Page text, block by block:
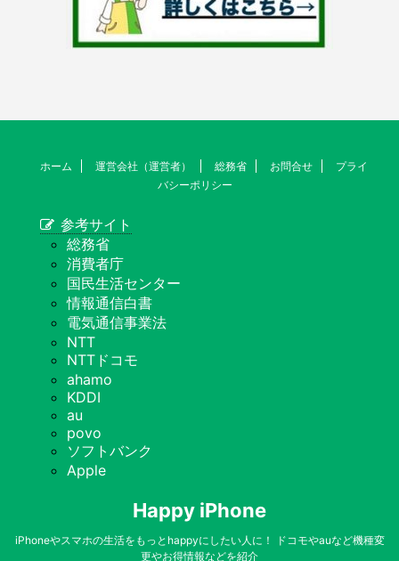
ホーム 運営会社（運営者） 総務省 お問合せ
プライ
バシーポリシー
参考サイト
総務省
消費者庁
国民生活センター
情報通信白書
電気通信事業法
NTT
NTTドコモ
ahamo
KDDI
au
povo
ソフトバンク
Apple
Happy iPhone
iPhoneやスマホの生活をもっとhappyにしたい人に！ ドコモやauなど機種変
更やお得情報などを紹介